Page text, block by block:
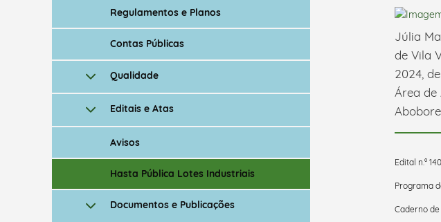
Termo de Pesquisa
Regulamentos e Planos
Contas Públicas
Qualidade
Editais e Atas
Avisos
Hasta Pública Lotes Industriais
Documentos e Publicações
Júlia
de Vila
2024,
Área de
Edital n.º
Programa
Caderno